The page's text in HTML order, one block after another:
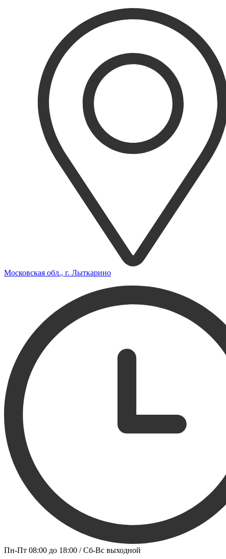
Московская обл., г. Лыткарино
Пн-Пт 08:00 до 18:00 / Сб-Вс выходной